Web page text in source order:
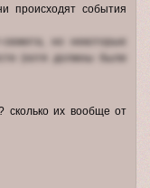
происходят события
но некоторые
(хотя должны были
сколько их вообще от